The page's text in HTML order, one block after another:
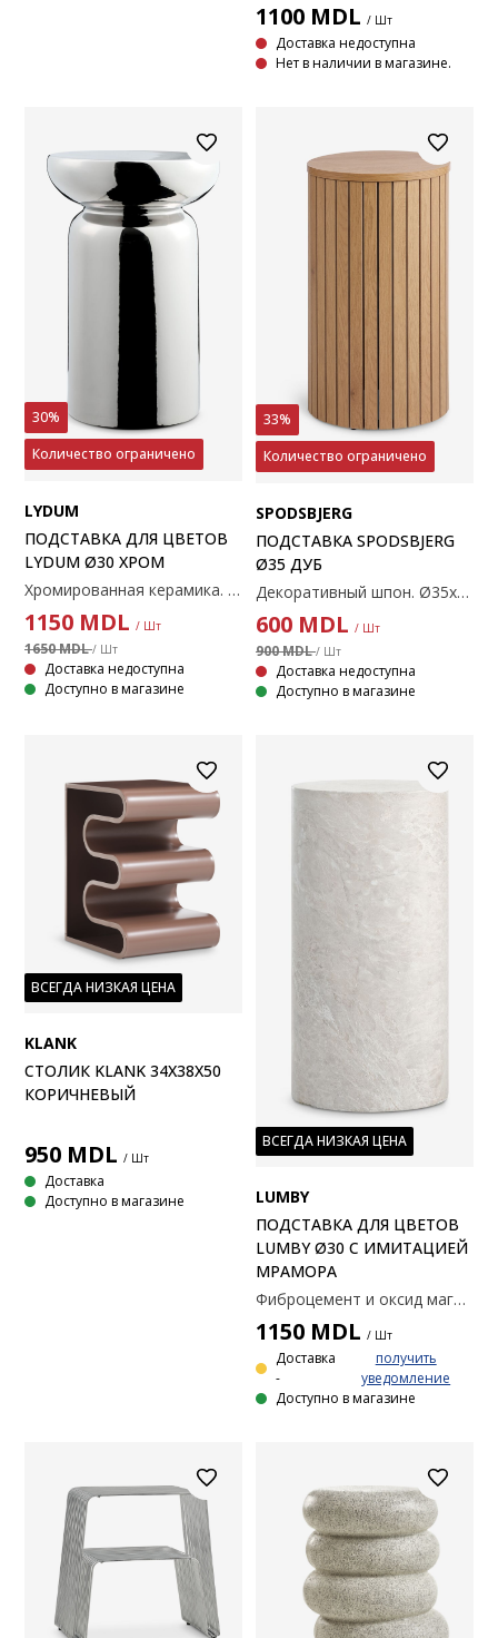
1100 MDL / Шт
Доставка недоступна
Нет в наличии в магазине.
30%
Количество ограничено
LYDUM
ПОДСТАВКА ДЛЯ ЦВЕТОВ
LYDUM Ø30 ХРОМ
Хромированная керамика. Каждый держатель имеет уникальный дизайн с естественными изгибами и вариациями. Диаметр: 30 x 44 см.
1150 MDL / Шт
1650 MDL/ Шт
Доставка недоступна
Доступно в магазине
33%
Количество ограничено
SPODSBJERG
ПОДСТАВКА SPODSBJERG
Ø35 ДУБ
Декоративный шпон. Ø35x60 см
600 MDL / Шт
900 MDL/ Шт
Доставка недоступна
Доступно в магазине
ВСЕГДА НИЗКАЯ ЦЕНА
KLANK
СТОЛИК KLANK 34X38X50
КОРИЧНЕВЫЙ
950 MDL / Шт
Доставка
Доступно в магазине
ВСЕГДА НИЗКАЯ ЦЕНА
LUMBY
ПОДСТАВКА ДЛЯ ЦВЕТОВ
LUMBY Ø30 С ИМИТАЦИЕЙ
МРАМОРА
Фиброцемент и оксид магния. Ø30 x 59 см
1150 MDL / Шт
Доставка
-
получить
уведомление
Доступно в магазине